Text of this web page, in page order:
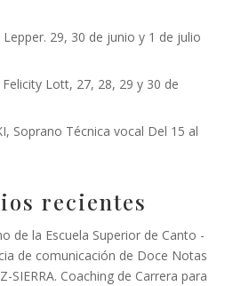
29, 30 de junio y 1 de julio
Lott, 27, 28, 29 y 30 de
Soprano Técnica vocal Del 15 al
recientes
de la Escuela Superior de Canto -
de comunicación de Doce Notas
SIERRA. Coaching de Carrera para